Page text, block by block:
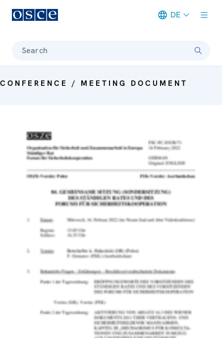
DE
Search
CONFERENCE / MEETING DOCUMENT